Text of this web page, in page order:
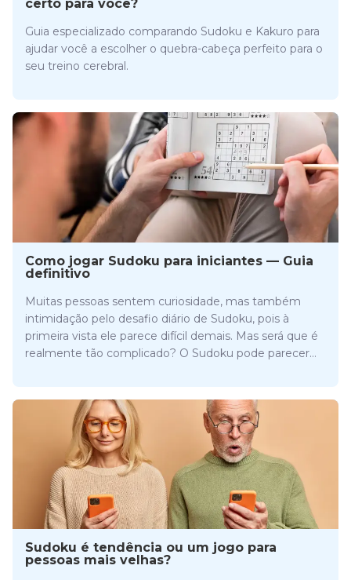
certo para você?
Guia especializado comparando Sudoku e Kakuro para
ajudar você a escolher o quebra-cabeça perfeito para o
seu treino cerebral.
Como jogar Sudoku para iniciantes — Guia
definitivo
Muitas pessoas sentem curiosidade, mas também
intimidação pelo desafio diário de Sudoku, pois à
primeira vista ele parece difícil demais. Mas será que é
realmente tão complicado? O Sudoku pode parecer
entender a lógica para se tornar um jogador
experiente.
Sudoku é tendência ou um jogo para
pessoas mais velhas?